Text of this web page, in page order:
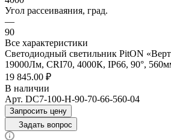
Угол рассеиваяния, град.
—
90
Все характеристики
Светодиодный светильник PitON
19000Лм, CRI70, 4000К, IP66, 90°,
19 845.00 ₽
В наличии
Арт. DC7-100-H-90-70-66-560-04
Запросить цену
Задать вопрос